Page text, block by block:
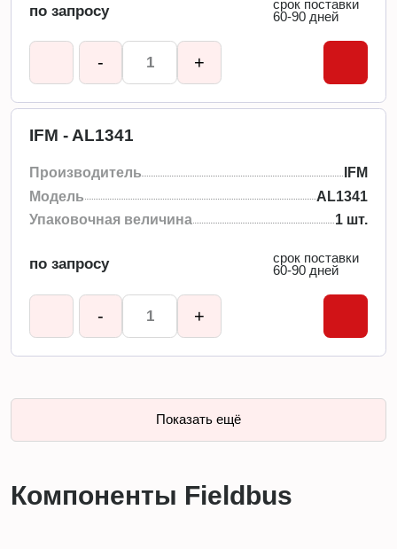
по запросу
срок поставки
60-90 дней
- +
IFM - AL1341
Производитель
IFM
Модель
AL1341
Упаковочная величина
1 шт.
по запросу
срок поставки
60-90 дней
- +
Показать ещё
Компоненты Fieldbus